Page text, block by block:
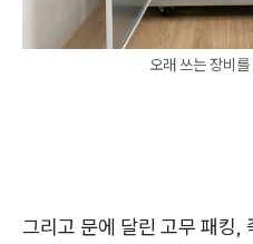
오래 쓰는 장비
그리고 문에 달린 고무 패킹,